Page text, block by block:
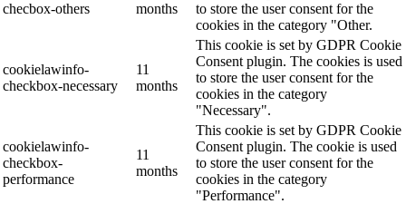
checbox-others
months
to store the user consent for the
cookies in the category "Other.
cookielawinfo-
checkbox-necessary
11
months
This cookie is set by GDPR Cookie
Consent plugin. The cookies is used
to store the user consent for the
cookies in the category
"Necessary".
cookielawinfo-
checkbox-
performance
11
months
This cookie is set by GDPR Cookie
Consent plugin. The cookie is used
to store the user consent for the
cookies in the category
"Performance".